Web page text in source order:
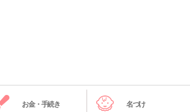
お金・手続き 名づけ